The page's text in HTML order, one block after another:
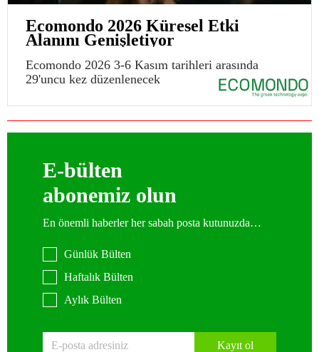
Ecomondo 2026 Küresel Etki
Alanını Genişletiyor
Ecomondo 2026 3-6 Kasım tarihleri arasında
29'uncu kez düzenlenecek
E-bülten
abonemiz olun
En önemli haberler her sabah posta kutunuzda…
Günlük Bülten
Haftalık Bülten
Aylık Bülten
Kayıt ol